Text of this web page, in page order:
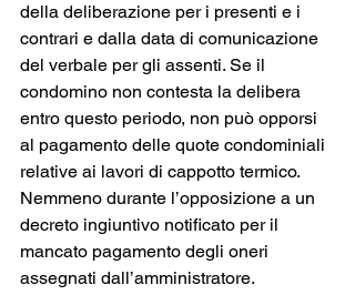
della deliberazione per i presenti e i
contrari e dalla data di comunicazione
del verbale per gli assenti. Se il
condomino non contesta la delibera
entro questo periodo, non può opporsi
al pagamento delle quote condominiali
relative ai lavori di cappotto termico.
Nemmeno durante l’opposizione a un
decreto ingiuntivo notificato per il
mancato pagamento degli oneri
assegnati dall’amministratore.